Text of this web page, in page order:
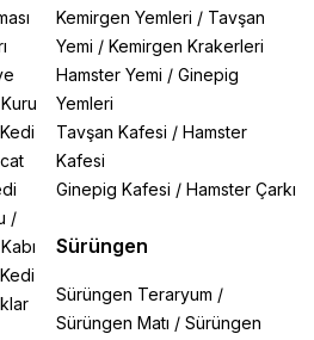
Kuru
/
Kedi
Kemirgen Yemleri / Tavşan
Yemi / Kemirgen Krakerleri
Hamster Yemi / Ginepig
Yemleri
Tavşan Kafesi / Hamster
Kafesi
Ginepig Kafesi / Hamster Çarkı
Sürüngen
Sürüngen Teraryum /
Sürüngen Matı / Sürüngen